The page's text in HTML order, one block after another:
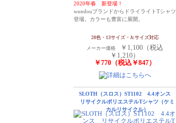
2020年春 新登場！
wundouブランドからドライライトTシャツ
登場。カラーも豊富に展開。
28色・13サイズ・Jr.サイズ対応
メーカー価格
￥1,100（税込
￥1,210）
￥770（税込￥847）
SLOTH（スロス）ST1102 4.4オンス
リサイクルポリエステルTシャツ（ケミ
カルリサイクル）